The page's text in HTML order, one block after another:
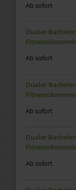
Ab sofort
Dualer
Ab sofort
Dualer
Ab sofort
Dualer
Ab sofort